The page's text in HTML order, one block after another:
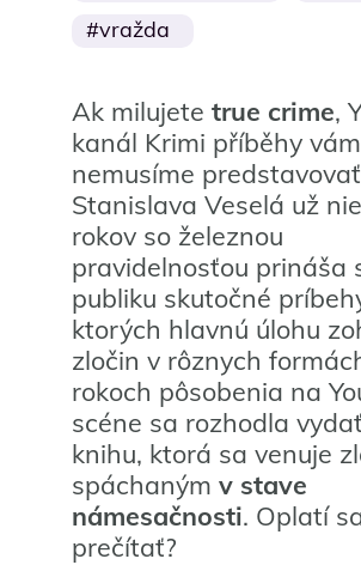
vražda
Ak milujete true crime,
kanál Krimi příběhy vám
nemusíme
Stanislava Veselá už
rokov so železnou
pravidelnosťou prináša
publiku skutočné
ktorých hlavnú úlohu
zločin v rôznych
rokoch pôsobenia na
scéne sa rozhodla
knihu, ktorá sa venuje
spáchaným v stave
námesačnosti. Oplatí
prečítať?